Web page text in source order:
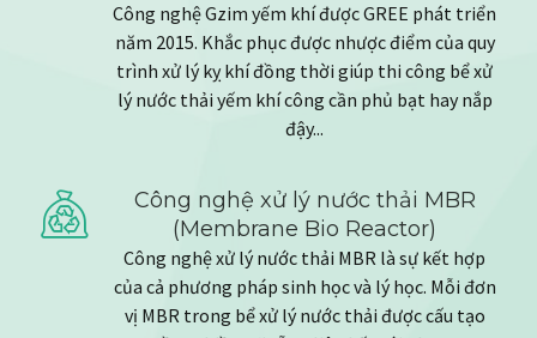
Công nghệ Gzim yếm khí được GREE phát triển
năm 2015. Khắc phục được nhược điểm của quy
trình xử lý kỵ khí đồng thời giúp thi công bể xử
lý nước thải yếm khí công cần phủ bạt hay nắp
đậy...
Công nghệ xử lý nước thải MBR
(Membrane Bio Reactor)
Công nghệ xử lý nước thải MBR là sự kết hợp
của cả phương pháp sinh học và lý học. Mỗi đơn
vị MBR trong bể xử lý nước thải được cấu tạo